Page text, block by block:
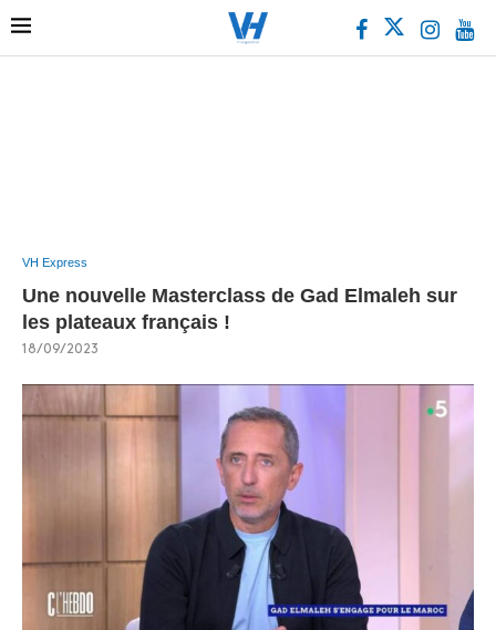
VH Express
Une nouvelle Masterclass de Gad Elmaleh sur
les plateaux français !
18/09/2023